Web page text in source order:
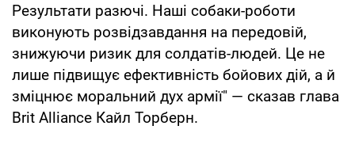
Результати разючі. Наші собаки-роботи
виконують розвідзавдання на передовій,
знижуючи ризик для солдатів-людей. Це не
лише підвищує ефективність бойових дій, а й
зміцнює моральний дух армії" — сказав глава
Brit Alliance Кайл Торберн.